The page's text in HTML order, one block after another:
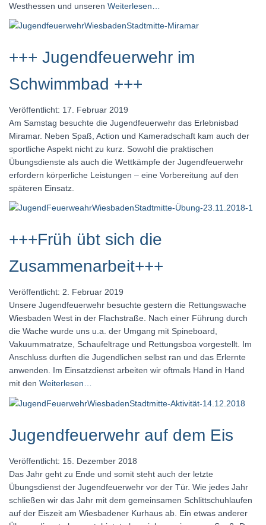
Westhessen und unseren Weiterlesen…
+++ Jugendfeuerwehr im
Schwimmbad +++
Veröffentlicht: 17. Februar 2019
Am Samstag besuchte die Jugendfeuerwehr das Erlebnisbad
Miramar. Neben Spaß, Action und Kameradschaft kam auch der
sportliche Aspekt nicht zu kurz. Sowohl die praktischen
Übungsdienste als auch die Wettkämpfe der Jugendfeuerwehr
erfordern körperliche Leistungen – eine Vorbereitung auf den
späteren Einsatz.
+++Früh übt sich die
Zusammenarbeit+++
Veröffentlicht: 2. Februar 2019
Unsere Jugendfeuerwehr besuchte gestern die Rettungswache
Wiesbaden West in der Flachstraße. Nach einer Führung durch
die Wache wurde uns u.a. der Umgang mit Spineboard,
Vakuummatratze, Schaufeltrage und Rettungsboa vorgestellt. Im
Anschluss durften die Jugendlichen selbst ran und das Erlernte
anwenden. Im Einsatzdienst arbeiten wir oftmals Hand in Hand
mit den Weiterlesen…
Jugendfeuerwehr auf dem Eis
Veröffentlicht: 15. Dezember 2018
Das Jahr geht zu Ende und somit steht auch der letzte
Übungsdienst der Jugendfeuerwehr vor der Tür. Wie jedes Jahr
schließen wir das Jahr mit dem gemeinsamen Schlittschuhlaufen
auf der Eiszeit am Wiesbadener Kurhaus ab. Ein etwas anderer